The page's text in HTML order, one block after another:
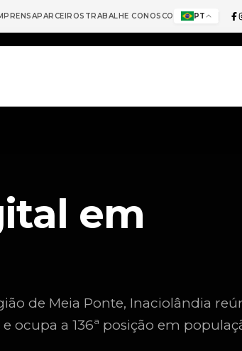
PARCEIROS TRABALHE CONOSCO PT
em
de Meia Ponte, Inaciolândia
ocupa a 136ª posição em